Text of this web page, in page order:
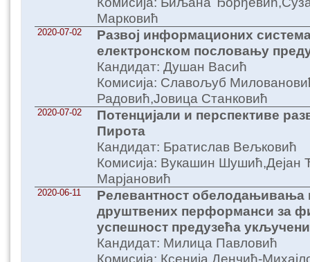
Марковић
2020-07-02
Развој информационих
електронском пословању
Кандидат: Душан Васић
Комисија: Славољуб
Радовић,Јовица Станковић
2020-07-02
Потенцијали и перспективе
Пирота
Кандидат: Братислав Вељковић
Комисија: Вукашин Шушић,Дејан
Марјановић
2020-06-11
Релевантност обелодањивања
друштвених перформанси за
успешност предузећа
Кандидат: Милица Павловић
Комисија: Ксенија Денчић-